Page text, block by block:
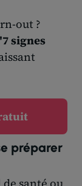
out ?
signes
préparer